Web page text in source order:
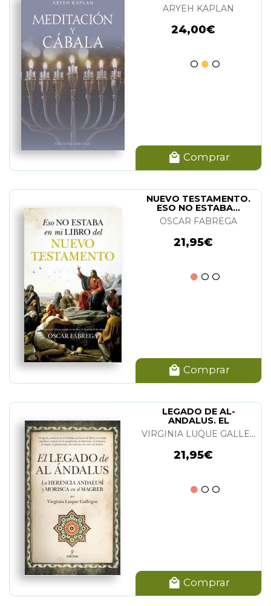
ARYEH KAPLAN
24,00€
Comprar
NUEVO TESTAMENTO.
ESO NO ESTABA...
OSCAR FABREGA
21,95€
Comprar
LEGADO DE AL-
ANDALUS. EL
VIRGINIA LUQUE GALLEGOS
21,95€
Comprar